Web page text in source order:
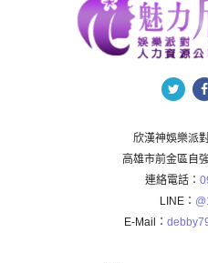
欣漢神娛樂派
高雄市前金區自
連絡電話：
LINE：
E-Mail：